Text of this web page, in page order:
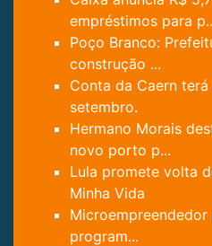
empréstimos para
Poço Branco:
construção ...
Conta da Caern
setembro.
Hermano Morais
novo porto p...
Lula promete volta
Minha Vida
program...